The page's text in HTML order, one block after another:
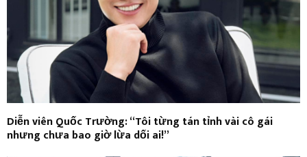
Diễn viên Quốc Trường: “Tôi từng tán tỉnh vài cô gái
nhưng chưa bao giờ lừa dối ai!”